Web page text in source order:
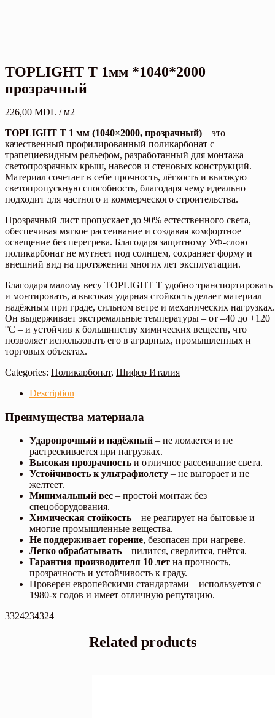
TOPLIGHT T 1мм *1040*2000
прозрачный
226,00 MDL / м2
TOPLIGHT T 1 мм (1040×2000, прозрачный) – это
качественный профилированный поликарбонат с
трапециевидным рельефом, разработанный для монтажа
светопрозрачных крыш, навесов и стеновых конструкций.
Материал сочетает в себе прочность, лёгкость и высокую
светопропускную способность, благодаря чему идеально
подходит для частного и коммерческого строительства.
Прозрачный лист пропускает до 90% естественного света,
обеспечивая мягкое рассеивание и создавая комфортное
освещение без перегрева. Благодаря защитному УФ-слою
поликарбонат не мутнеет под солнцем, сохраняет форму и
внешний вид на протяжении многих лет эксплуатации.
Благодаря малому весу TOPLIGHT T удобно транспортировать
и монтировать, а высокая ударная стойкость делает материал
надёжным при граде, сильном ветре и механических нагрузках.
Он выдерживает экстремальные температуры – от –40 до +120
°C – и устойчив к большинству химических веществ, что
позволяет использовать его в аграрных, промышленных и
торговых объектах.
Categories: Поликарбонат, Шифер Италия
Description
Преимущества материала
Ударопрочный и надёжный – не ломается и не
растрескивается при нагрузках.
Высокая прозрачность и отличное рассеивание света.
Устойчивость к ультрафиолету – не выгорает и не
желтеет.
Минимальный вес – простой монтаж без
спецоборудования.
Химическая стойкость – не реагирует на бытовые и
многие промышленные вещества.
Не поддерживает горение, безопасен при нагреве.
Легко обрабатывать – пилится, сверлится, гнётся.
Гарантия производителя 10 лет на прочность,
прозрачность и устойчивость к граду.
Проверен европейскими стандартами – используется с
1980-х годов и имеет отличную репутацию.
3324234324
Related products